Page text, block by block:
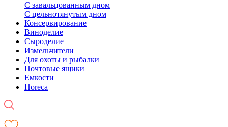
С завальцованным дном
С цельнотянутым дном
Консервирование
Виноделие
Сыроделие
Измельчители
Для охоты и рыбалки
Почтовые ящики
Емкости
Horeca